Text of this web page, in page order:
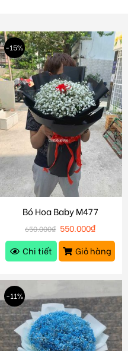
-15%
Bó Hoa Baby M477
650.000₫ 550.000₫
Chi tiết
Giỏ hàng
-11%